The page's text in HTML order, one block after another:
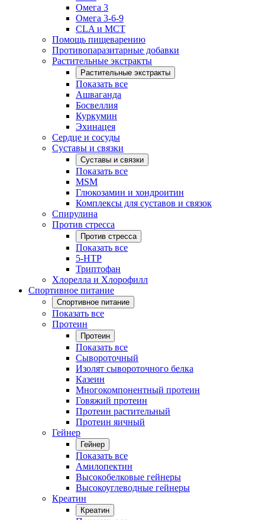
Омега 3
Омега 3-6-9
CLA и MCT
Помощь пищеварению
Противопаразитарные добавки
Растительные экстракты
Растительные экстракты
Показать все
Ашваганда
Босвеллия
Куркумин
Эхинацея
Сердце и сосуды
Суставы и связки
Суставы и связки
Показать все
MSM
Глюкозамин и хондроитин
Комплексы для суставов и связок
Спирулина
Против стресса
Против стресса
Показать все
5-HTP
Триптофан
Хлорелла и Хлорофилл
Спортивное питание
Спортивное питание
Показать все
Протеин
Протеин
Показать все
Сывороточный
Изолят сывороточного белка
Казеин
Многокомпонентный протеин
Говяжий протеин
Протеин растительный
Протеин яичный
Гейнер
Гейнер
Показать все
Амилопектин
Высокобелковые гейнеры
Высокоуглеводные гейнеры
Креатин
Креатин